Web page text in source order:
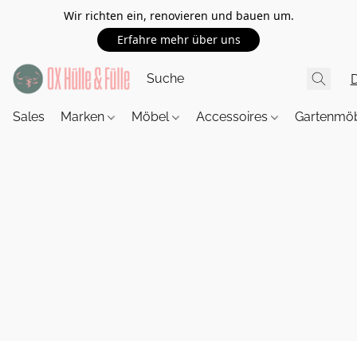
Wir richten ein, renovieren und bauen um.
Erfahre mehr über uns
Sales Marken Möbel Accessoires